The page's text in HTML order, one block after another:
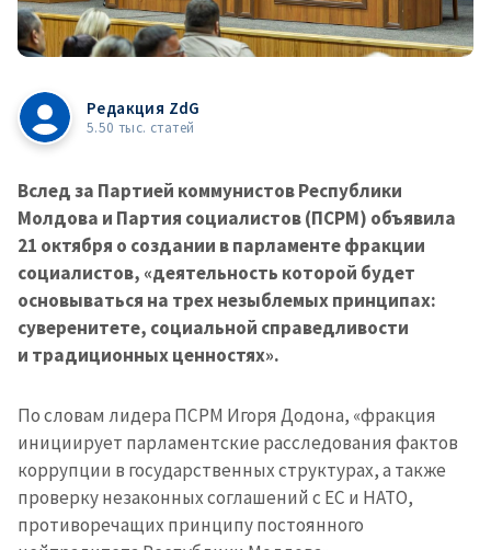
Редакция ZdG
5.50 тыс. статей
Вслед за Партией коммунистов Республики
Молдова и Партия социалистов (ПСРМ) объявила
21 октября о создании в парламенте фракции
социалистов, «деятельность которой будет
основываться на трех незыблемых принципах:
суверенитете, социальной справедливости
и традиционных ценностях».
По словам лидера ПСРМ Игоря Додона, «фракция
инициирует парламентские расследования фактов
коррупции в государственных структурах, а также
проверку незаконных соглашений с ЕС и НАТО,
противоречащих принципу постоянного